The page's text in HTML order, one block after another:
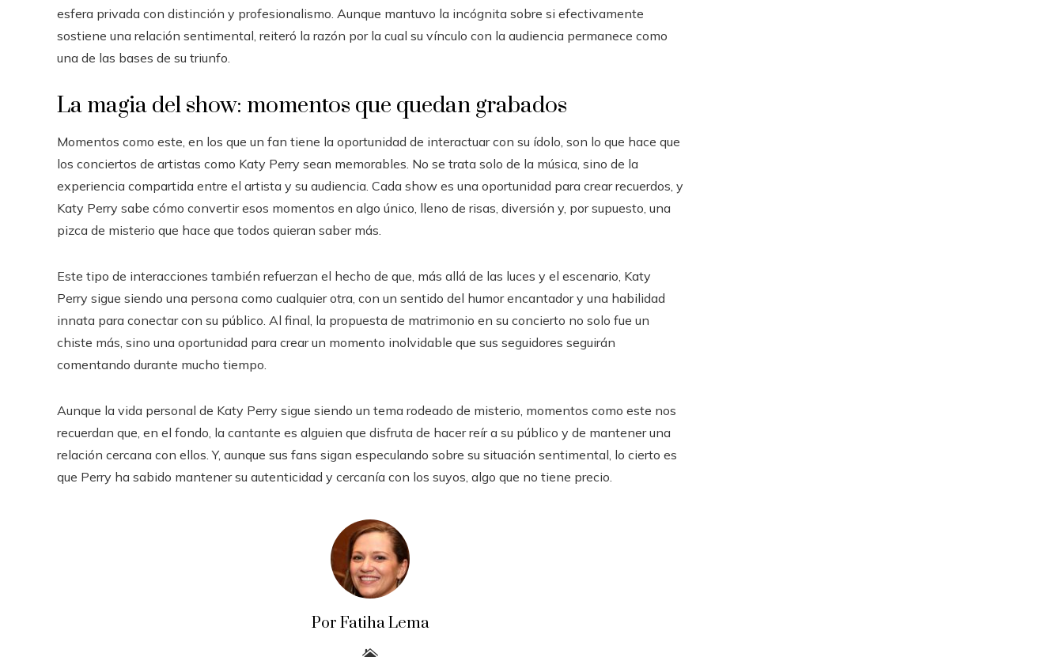
esfera privada con distinción y profesionalismo. Aunque mantuvo la incógnita sobre si efectivamente
sostiene una relación sentimental, reiteró la razón por la cual su vínculo con la audiencia permanece como
una de las bases de su triunfo.
La magia del show: momentos que quedan grabados
Momentos como este, en los que un fan tiene la oportunidad de interactuar con su ídolo, son lo que hace que
los conciertos de artistas como Katy Perry sean memorables. No se trata solo de la música, sino de la
experiencia compartida entre el artista y su audiencia. Cada show es una oportunidad para crear recuerdos, y
Katy Perry sabe cómo convertir esos momentos en algo único, lleno de risas, diversión y, por supuesto, una
pizca de misterio que hace que todos quieran saber más.
Este tipo de interacciones también refuerzan el hecho de que, más allá de las luces y el escenario, Katy
Perry sigue siendo una persona como cualquier otra, con un sentido del humor encantador y una habilidad
innata para conectar con su público. Al final, la propuesta de matrimonio en su concierto no solo fue un
chiste más, sino una oportunidad para crear un momento inolvidable que sus seguidores seguirán
comentando durante mucho tiempo.
Aunque la vida personal de Katy Perry sigue siendo un tema rodeado de misterio, momentos como este nos
recuerdan que, en el fondo, la cantante es alguien que disfruta de hacer reír a su público y de mantener una
relación cercana con ellos. Y, aunque sus fans sigan especulando sobre su situación sentimental, lo cierto es
que Perry ha sabido mantener su autenticidad y cercanía con los suyos, algo que no tiene precio.
Por Fatiha Lema